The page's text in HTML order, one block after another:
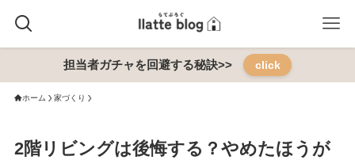
担当者ガチャを回避する秘訣>> click
ホーム 家づくり
2階リビングは後悔する？やめたほうが